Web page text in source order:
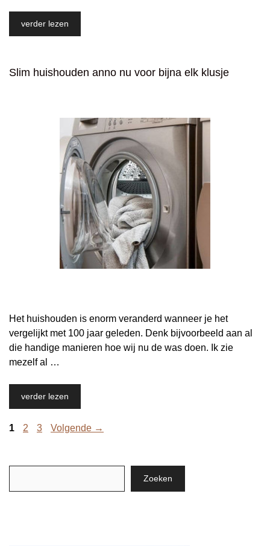
verder lezen
Slim huishouden anno nu voor bijna elk klusje
Het huishouden is enorm veranderd wanneer je het
vergelijkt met 100 jaar geleden. Denk bijvoorbeeld aan al
die handige manieren hoe wij nu de was doen. Ik zie
mezelf al …
verder lezen
Pagina
1 Pagina
2 Pagina
3 Volgende →
Zoeken